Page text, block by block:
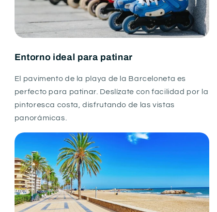
Entorno ideal para patinar
El pavimento de la playa de la Barceloneta es
perfecto para patinar. Deslízate con facilidad por la
pintoresca costa, disfrutando de las vistas
panorámicas.